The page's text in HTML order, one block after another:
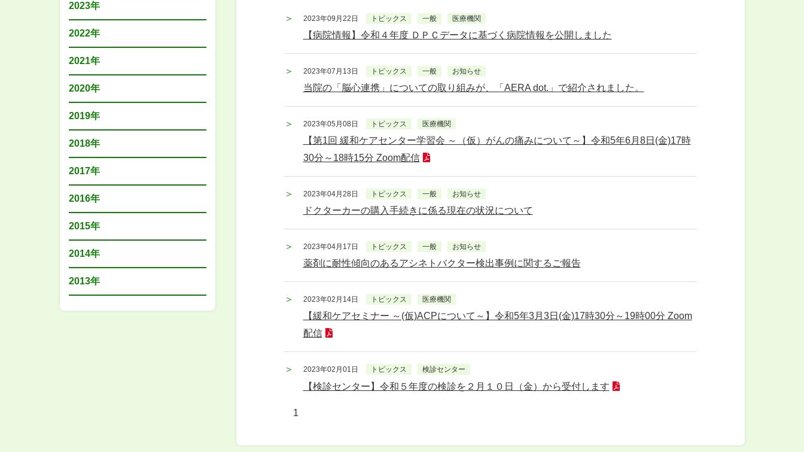
2023年09月22日 トピックス 一般 医療機関
【病院情報】令和４年度 ＤＰＣデータに基づく病院情報を公開しました
2023年07月13日 トピックス 一般 お知らせ
当院の「脳心連携」についての取り組みが、「AERA dot.」で紹介されました。
2023年05月08日 トピックス 医療機関
【第1回 緩和ケアセンター学習会 ～（仮）がんの痛みについて～】令和5年6月8日(金)17時
30分～18時15分 Zoom配信
2023年04月28日 トピックス 一般 お知らせ
ドクターカーの購入手続きに係る現在の状況について
2023年04月17日 トピックス 一般 お知らせ
薬剤に耐性傾向のあるアシネトバクター検出事例に関するご報告
2023年02月14日 トピックス 医療機関
【緩和ケアセミナー ～(仮)ACPについて～】令和5年3月3日(金)17時30分～19時00分 Zoom
配信
2023年02月01日 トピックス 検診センター
【検診センター】令和５年度の検診を２月１０日（金）から受付します
1
2023年
2022年
2021年
2020年
2019年
2018年
2017年
2016年
2015年
2014年
2013年